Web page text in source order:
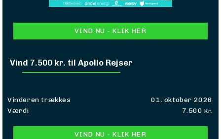
VIND NU - KLIK HER
Vind 7.500 kr. til Apollo Rejser
Vinderen trækkes
01. oktober 2026
Værdi
7.500 Kr.
VIND NU - KLIK HER